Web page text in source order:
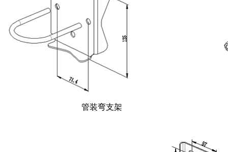
管装弯支架